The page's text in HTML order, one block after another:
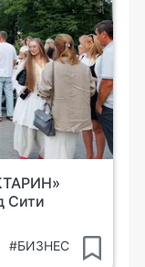
Сити
#БИЗНЕС